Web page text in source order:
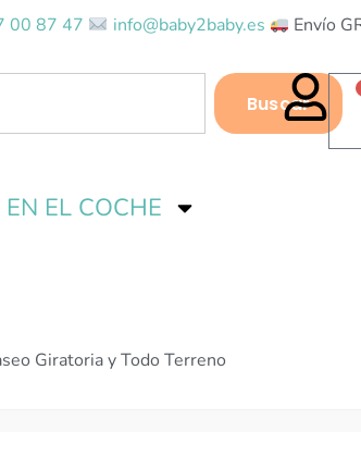
00 87 47 info@baby2baby.es Envío
Buscar
EN EL COCHE
Giratoria y Todo Terreno